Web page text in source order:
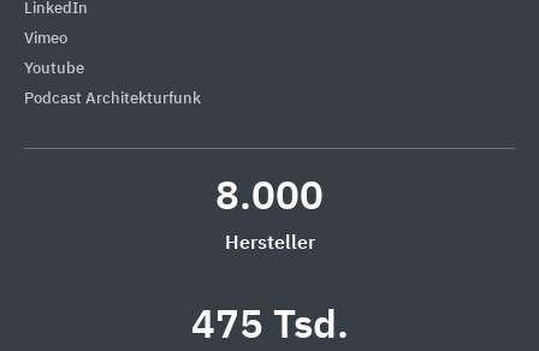
LinkedIn
Vimeo
Youtube
Podcast Architekturfunk
8.000
Hersteller
475 Tsd.